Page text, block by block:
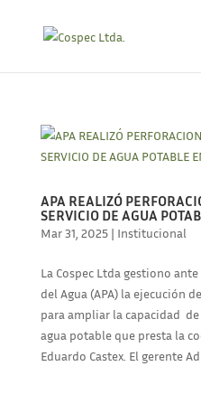
APA REALIZÓ
SERVICIO DE AGUA
Mar 31, 2025| Institucional
La Cospec Ltda gestiono
del Agua (APA) la ejecución
para ampliar la capacidad
agua potable que presta la
Eduardo Castex. El gerente